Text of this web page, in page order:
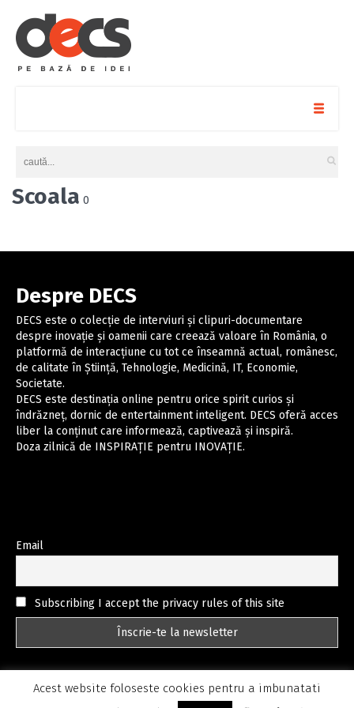
Scoala 0
Despre DECS
DECS este o colecție de interviuri și clipuri-documentare
despre inovație și oamenii care creează valoare în România, o
platformă de interacțiune cu tot ce înseamnă actual, românesc,
de calitate în Știință, Tehnologie, Medicină, IT, Economie,
Societate.
DECS este destinația online pentru orice spirit curios și
îndrăzneț, dornic de entertainment inteligent. DECS oferă acces
liber la conținut care informează, captivează și inspiră.
Doza zilnică de INSPIRAȚIE pentru INOVAȚIE.
Email
Subscribing I accept the privacy rules of this site
Acest website foloseste cookies pentru a imbunatati